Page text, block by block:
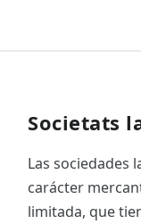
Societats
Las sociedades
carácter
limitada, que